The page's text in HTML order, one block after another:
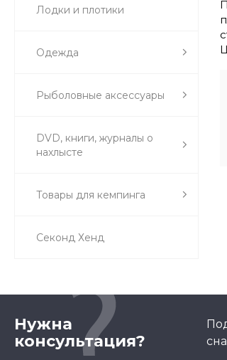
Лодки и плотики
Одежда
Рыболовные аксессуары
DVD, книги, журналы о
нахлысте
Товары для кемпинга
Секонд Хенд
Нужна
консультация?